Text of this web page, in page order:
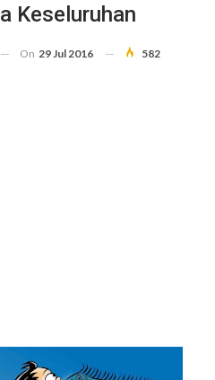
Keseluruhan
On 29 Jul 2016 582